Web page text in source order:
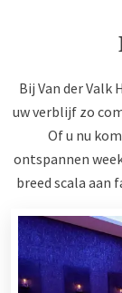
Bij Van der Valk
uw verblijf zo
Of u nu
ontspannen
breed scala aan